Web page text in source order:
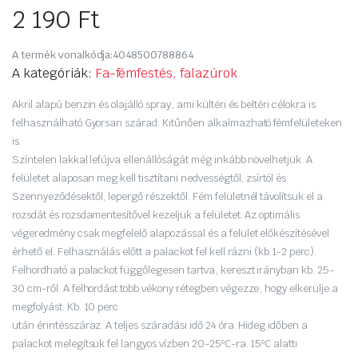
2 190 Ft
A termék vonalkódja:4048500788864
A kategóriák: Fa-fémfestés, falazúrok
Akril alapú benzin és olajálló spray, ami kültéri és beltéri célokra is
felhasználható.Gyorsan szárad. Kitűnően alkalmazható fémfelületeken
is.
Színtelen lakkal lefújva ellenállóságát még inkább növelhetjük. A
felületet alaposan meg kell tisztítani nedvességtől, zsírtól és
Szennyeződésektől, lepergő részektől. Fém felületnél távolítsuk el a
rozsdát és rozsdamentesítővel kezeljük a felületet. Az optimális
végeredmény csak megfelelő alapozással és a felület előkészítésével
érhető el. Felhasználás előtt a palackot fel kell rázni (kb.1-2 perc).
Felhordható a palackot függőlegesen tartva, kereszt irányban kb. 25-
30 cm-ről. A felhordást több vékony rétegben végezze, hogy elkerülje a
megfolyást. Kb. 10 perc
után érintésszáraz. A teljes száradási idő 24 óra. Hideg időben a
palackot melegítsük fel langyos vízben 20-25ºC-ra. 15ºC alatti